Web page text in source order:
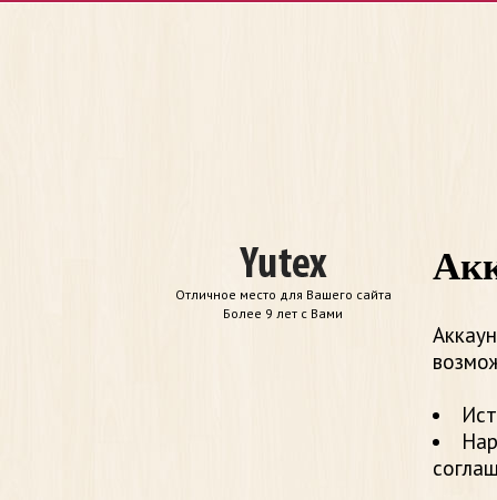
Отличное место для Вашего сайта
Более 9 лет с Вами